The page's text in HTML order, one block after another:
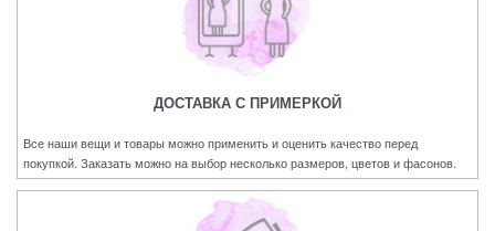
ДОСТАВКА С ПРИМЕРКОЙ
Все наши вещи и товары можно применить и оценить качество перед
покупкой. Заказать можно на выбор несколько размеров, цветов и фасонов.